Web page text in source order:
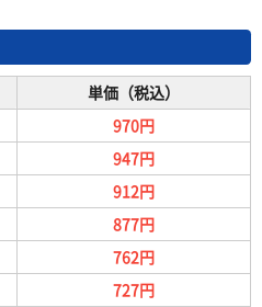
単価（税込）
970円
947円
912円
877円
762円
727円